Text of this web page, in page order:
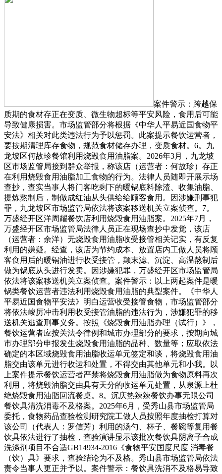
案件警示：跨越保
质期的食材存正在变质、微生物超标等平安风险，食用后可能
导致健康损害。市场监管部分将根据《中华人平易近国食物平
安法》相关对此类违法行为予以惩罚。此案提示餐饮运营者，
要按期清理库存食物，规范食材储存办理，变质食材。6。九
龙坡区何故珍餐馆利用烧毁食用油脂案。2026年3月，九龙坡
区市场监管局接到群众举报，称该店（运营者：何故珍）存正
在利用烧毁食用油脂加工食物的行为。法律人员随即开展示场
查抄，查实当事人将门客吃剩下的暖锅底料除渣、收集油脂、
提炼熬制后，制做成红油从头供给给顾客食用。因涉嫌刑事犯
罪，九龙坡区市场监管局依法将该案移送机关立案侦查。7。
万盛经开区洋周耀餐饮店利用烧毁食用油脂案。2025年7月，
万盛经开区市场监管局法律人员正在现场查抄中发觉，该店
（运营者：余洋）无烧毁食用油脂收受接管相关记实，有反复
利用的嫌疑。经查，该店为节约成本、放置店内工做人员将顾
客食用后的暖锅油进行收受接管，颠末滤、沉淀、高温熬制后
做为锅底从头进行发卖。因涉嫌犯罪，万盛经开区市场监管局
依法将该案移送机关立案侦查。案件警示：以上两起案件是暖
锅类餐饮运营者违法利用烧毁食用油脂的典型案件。《中华人
平易近国食物平安法》明白运营收受接管食物，市场监管部分
将依法峻厉冲击利用收受接管油脂的违法行为，涉嫌犯罪的移
送机关逃查刑事义务。按照《烧毁食用油脂办理（试行）》，
餐饮运营者应按关法令律例和城市办理部分的要求，按期向城
市办理部分申报发生烧毁食用油脂的品种、数量等；应取依法
确定的本区域烧毁食用油脂收运单元签定和谈，将烧毁食用油
脂交由该单元进行收运和处置，不得交由其他单元和小我。以
上案件提示餐饮运营者严禁将烧毁食用油脂做为食物原料再次
利用，将烧毁油脂交由具有天分的收运单元处置，从泉源上杜
绝烧毁食用油脂回流餐桌。8。沉庆热辣辣餐饮办事无限公司
餐饮具清洗消毒不及格案。2025年6月，受秀山县市场监管局
委托，食物药品查验检测研究院工做人员按照年度抽检打算对
该公司（代表人：罗信芳）利用的汤勺、杯子、餐碗等复用餐
饮具依法进行了抽检，查验演讲显示该批次餐饮具阴离子合成
洗涤剂项目不合适GB14934-2016《食物平安国度尺度 消毒餐
（饮）具》要求，查验结论为不及格。秀山县市场监管局依法
责令当事人更正并予以。案件警示：餐饮具洗消不及格易导致